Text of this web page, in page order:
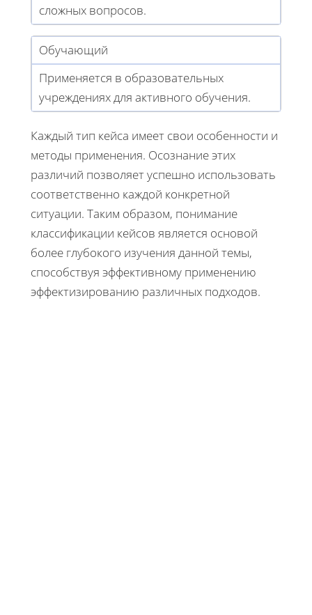
сложных вопросов.
Обучающий
Применяется в образовательных
учреждениях для активного обучения.
Каждый тип кейса имеет свои особенности и
методы применения. Осознание этих
различий позволяет успешно использовать
соответственно каждой конкретной
ситуации. Таким образом, понимание
классификации кейсов является основой
более глубокого изучения данной темы,
способствуя эффективному применению
эффектизированию различных подходов.